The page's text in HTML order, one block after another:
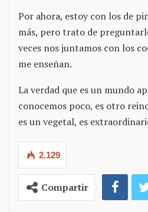
Por ahora, estoy con los de
más, pero trato de
veces nos juntamos con los
me enseñan.
La verdad que es un mundo
conocemos poco, es otro
es un vegetal, es
2.129
Compartir